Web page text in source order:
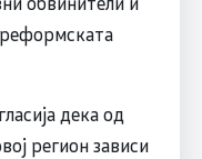
дека од
регион зависи